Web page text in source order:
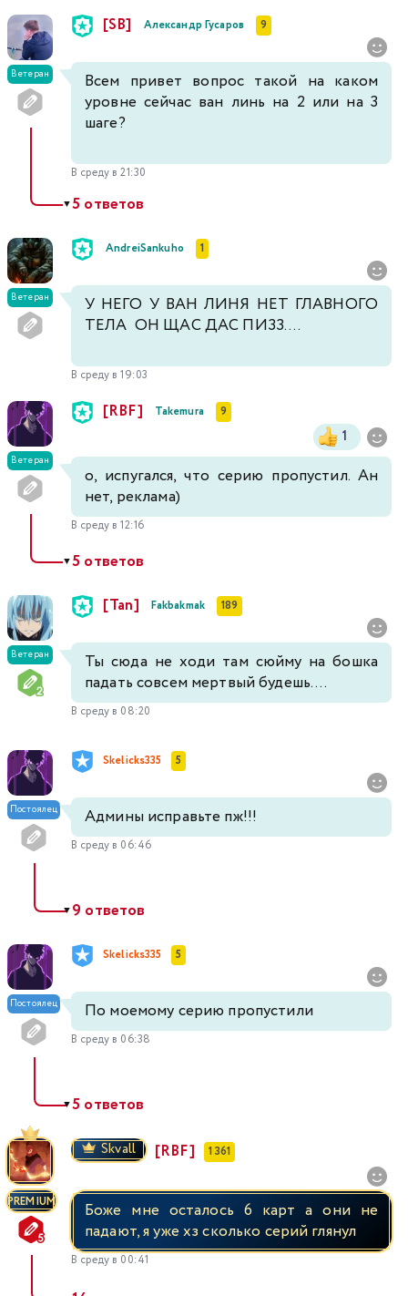
Ветеран
[SB] Александр Гусаров 9
Всем привет вопрос такой на каком
уровне сейчас ван линь на 2 или на 3
шаге?
В среду в 21:30
▼5 ответов
Ветеран
AndreiSankuho 1
У НЕГО У ВАН ЛИНЯ НЕТ ГЛАВНОГО
ТЕЛА ОН ЩАС ДАС ПИЗЗ....
В среду в 19:03
Ветеран
[RBF] Takemura 9
1
о, испугался, что серию пропустил. Ан
нет, реклама)
В среду в 12:16
▼5 ответов
Ветеран
[Tan] Fakbakmak 189
Ты сюда не ходи там сюйму на бошка
падать совсем мертвый будешь....
В среду в 08:20
Постоялец
Skelicks335 5
Админы исправьте пж!!!
В среду в 06:46
▼9 ответов
Постоялец
Skelicks335 5
По моемому серию пропустили
В среду в 06:38
▼5 ответов
PREMIUM
Skvall [RBF] 1 361
Боже мне осталось 6 карт а они не
падают, я уже хз сколько серий глянул
В среду в 00:41